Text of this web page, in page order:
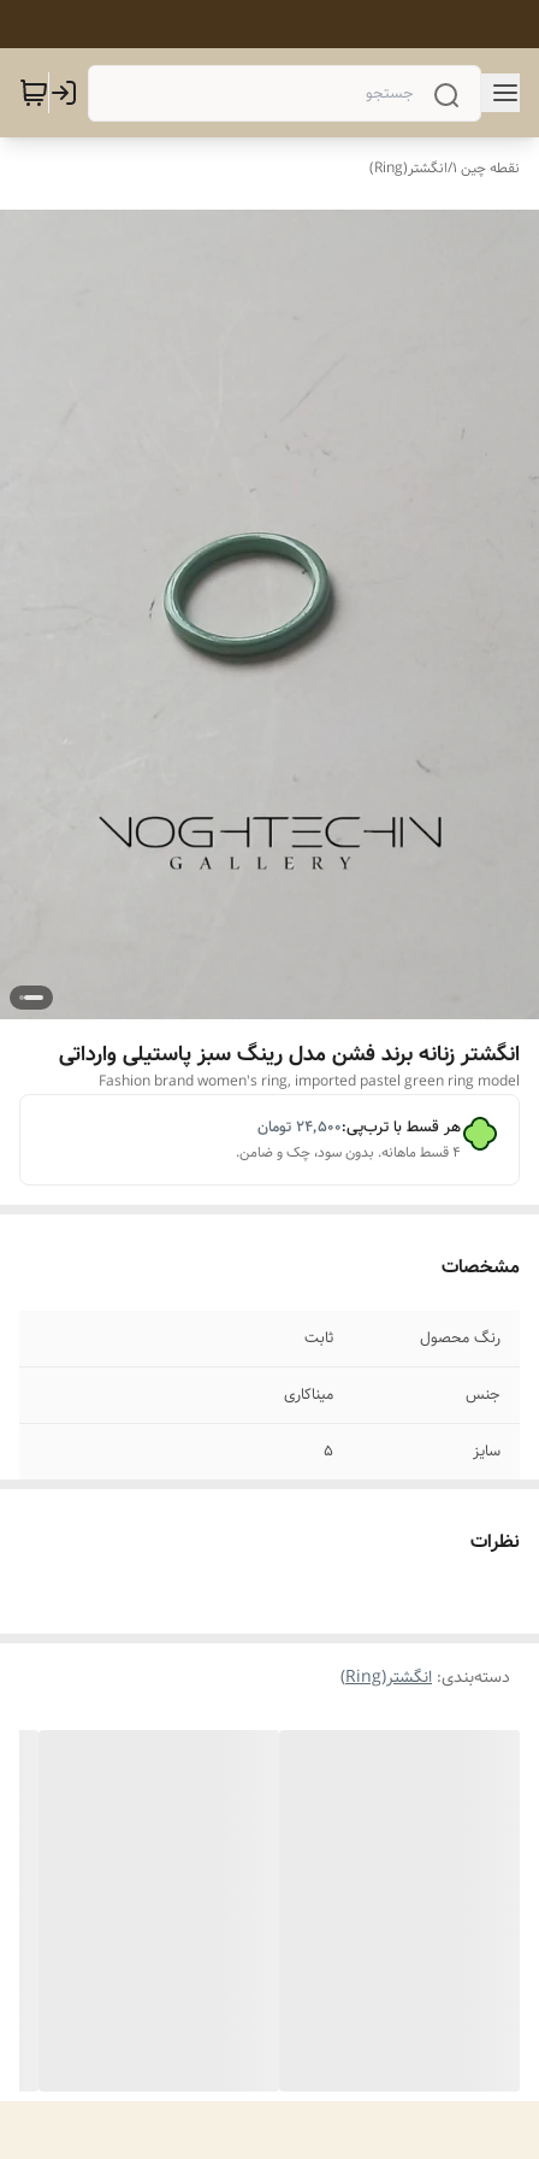
نقطه چین 1 /انگشتر(Ring)
انگشتر زنانه برند فشن مدل رینگ سبز پاستیلی وارداتی
Fashion brand women's ring, imported pastel green ring model
هر قسط با ترب‌پی:۲۴٬۵۰۰تومان
۴ قسط ماهانه. بدون سود، چک و ضامن.
مشخصات
رنگ محصول ثابت
جنس میناکاری
سایز ۵
نظرات
دسته‌بندی: انگشتر(Ring)